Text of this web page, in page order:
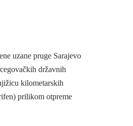
uzane pruge Sarajevo
državnih
kilometarskih
prilikom otpreme